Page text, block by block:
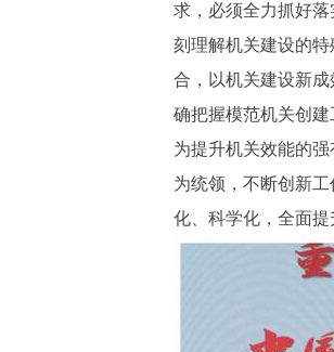
求，必须全力抓好
刻理解机关建设的
合，以机关建设新
确把握模范机关创
为提升机关效能的
为统领，不断创新
化、科学化，全面